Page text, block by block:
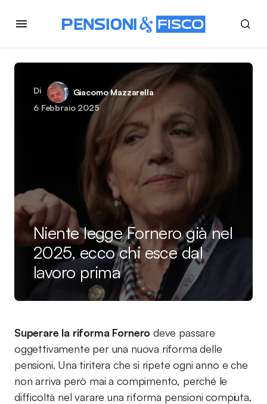
Di
Giacomo Mazzarella
6 Febbraio 2025
Niente legge Fornero già nel
2025, ecco chi esce dal
lavoro prima
Superare la riforma Fornero deve passare
oggettivamente per una nuova riforma delle
pensioni. Una tiritera che si ripete ogni anno e che
non arriva però mai a compimento, perché le
difficoltà nel varare una riforma pensioni compiuta,